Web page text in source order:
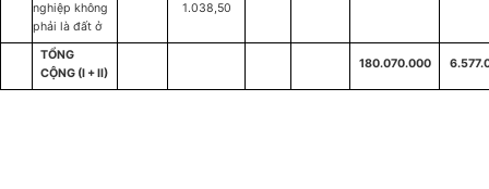
nghiệp không
phải là đất ở
1.038,50
TỔNG
CỘNG (I + II)
180.070.000